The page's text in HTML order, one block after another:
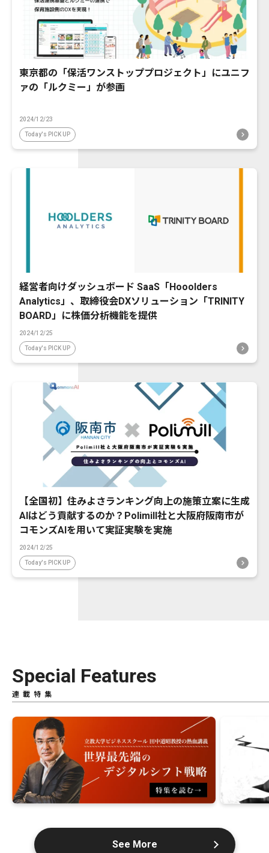
東京都の「保活ワンストッププロジェクト」にユニフ
ァの「ルクミー」が参画
2024/12/23
Today's PICK UP
経営者向けダッシュボード SaaS「Hooolders
Analytics」、取締役会DXソリューション「TRINITY
BOARD」に株価分析機能を提供
2024/12/25
Today's PICK UP
【全国初】住みよさランキング向上の施策立案に生成
AIはどう貢献するのか？Polimill社と大阪府阪南市が
コモンズAIを用いて実証実験を実施
2024/12/25
Today's PICK UP
Special Features
連載特集
See More